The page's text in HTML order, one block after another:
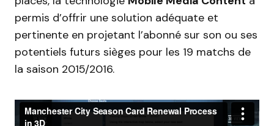
permis d’offrir une solution adéquate et
pertinente en projetant l’abonné sur son ou ses
potentiels futurs sièges pour les 19 matchs de
la saison 2015/2016.